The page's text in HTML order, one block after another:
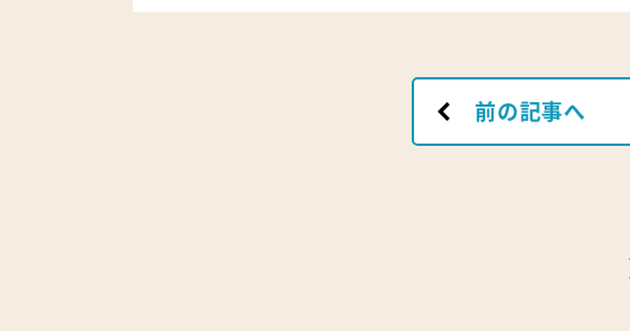
前の記事へ